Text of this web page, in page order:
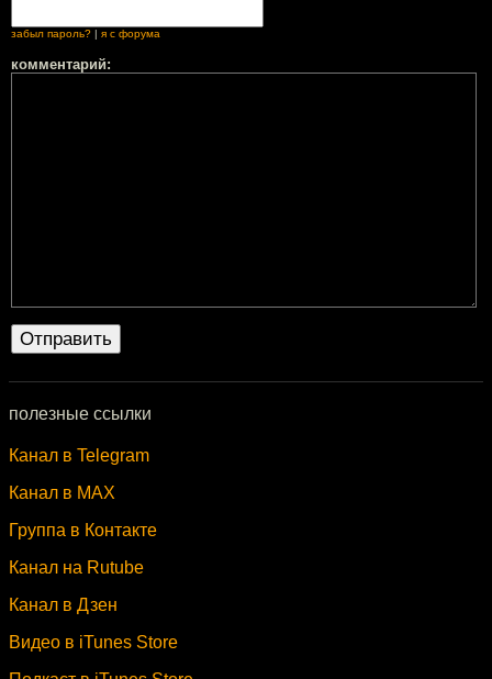
забыл пароль? | я с форума
комментарий:
полезные ссылки
Канал в Telegram
Канал в MAX
Группа в Контакте
Канал на Rutube
Канал в Дзен
Видео в iTunes Store